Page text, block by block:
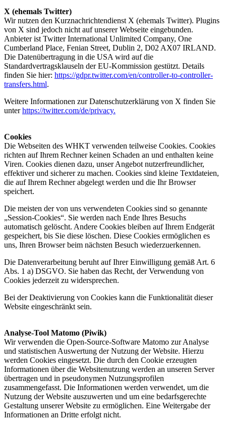
X (ehemals Twitter)
Wir nutzen den Kurznachrichtendienst X (ehemals Twitter). Plugins
von X sind jedoch nicht auf unserer Webseite eingebunden.
Anbieter ist Twitter International Unlimited Company, One
Cumberland Place, Fenian Street, Dublin 2, D02 AX07 IRLAND.
Die Datenübertragung in die USA wird auf die
Standardvertragsklauseln der EU-Kommission gestützt. Details
finden Sie hier: https://gdpr.twitter.com/en/controller-to-controller-
transfers.html.
Weitere Informationen zur Datenschutzerklärung von X finden Sie
unterhttps://twitter.com/de/privacy.
Cookies
Die Webseiten des WHKT verwenden teilweise Cookies. Cookies
richten auf Ihrem Rechner keinen Schaden an und enthalten keine
Viren. Cookies dienen dazu, unser Angebot nutzerfreundlicher,
effektiver und sicherer zu machen. Cookies sind kleine Textdateien,
die auf Ihrem Rechner abgelegt werden und die Ihr Browser
speichert.
Die meisten der von uns verwendeten Cookies sind so genannte
„Session-Cookies“. Sie werden nach Ende Ihres Besuchs
automatisch gelöscht. Andere Cookies bleiben auf Ihrem Endgerät
gespeichert, bis Sie diese löschen. Diese Cookies ermöglichen es
uns, Ihren Browser beim nächsten Besuch wiederzuerkennen.
Die Datenverarbeitung beruht auf Ihrer Einwilligung gemäß Art. 6
Abs. 1 a) DSGVO. Sie haben das Recht, der Verwendung von
Cookies jederzeit zu widersprechen.
Bei der Deaktivierung von Cookies kann die Funktionalität dieser
Website eingeschränkt sein.
Analyse-Tool Matomo (Piwik)
Wir verwenden die Open-Source-Software Matomo zur Analyse
und statistischen Auswertung der Nutzung der Website. Hierzu
werden Cookies eingesetzt. Die durch den Cookie erzeugten
Informationen über die Websitenutzung werden an unseren Server
übertragen und in pseudonymen Nutzungsprofilen
zusammengefasst. Die Informationen werden verwendet, um die
Nutzung der Website auszuwerten und um eine bedarfsgerechte
Gestaltung unserer Website zu ermöglichen. Eine Weitergabe der
Informationen an Dritte erfolgt nicht.